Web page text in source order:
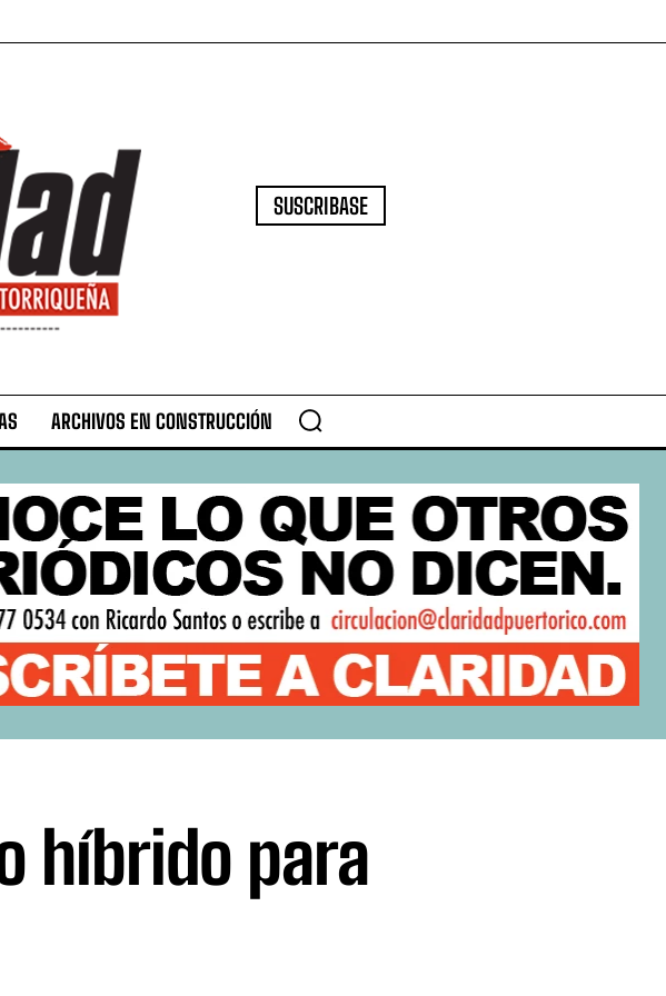
SUSCRIBASE
ARCHIVOS EN CONSTRUCCIÓN
híbrido para